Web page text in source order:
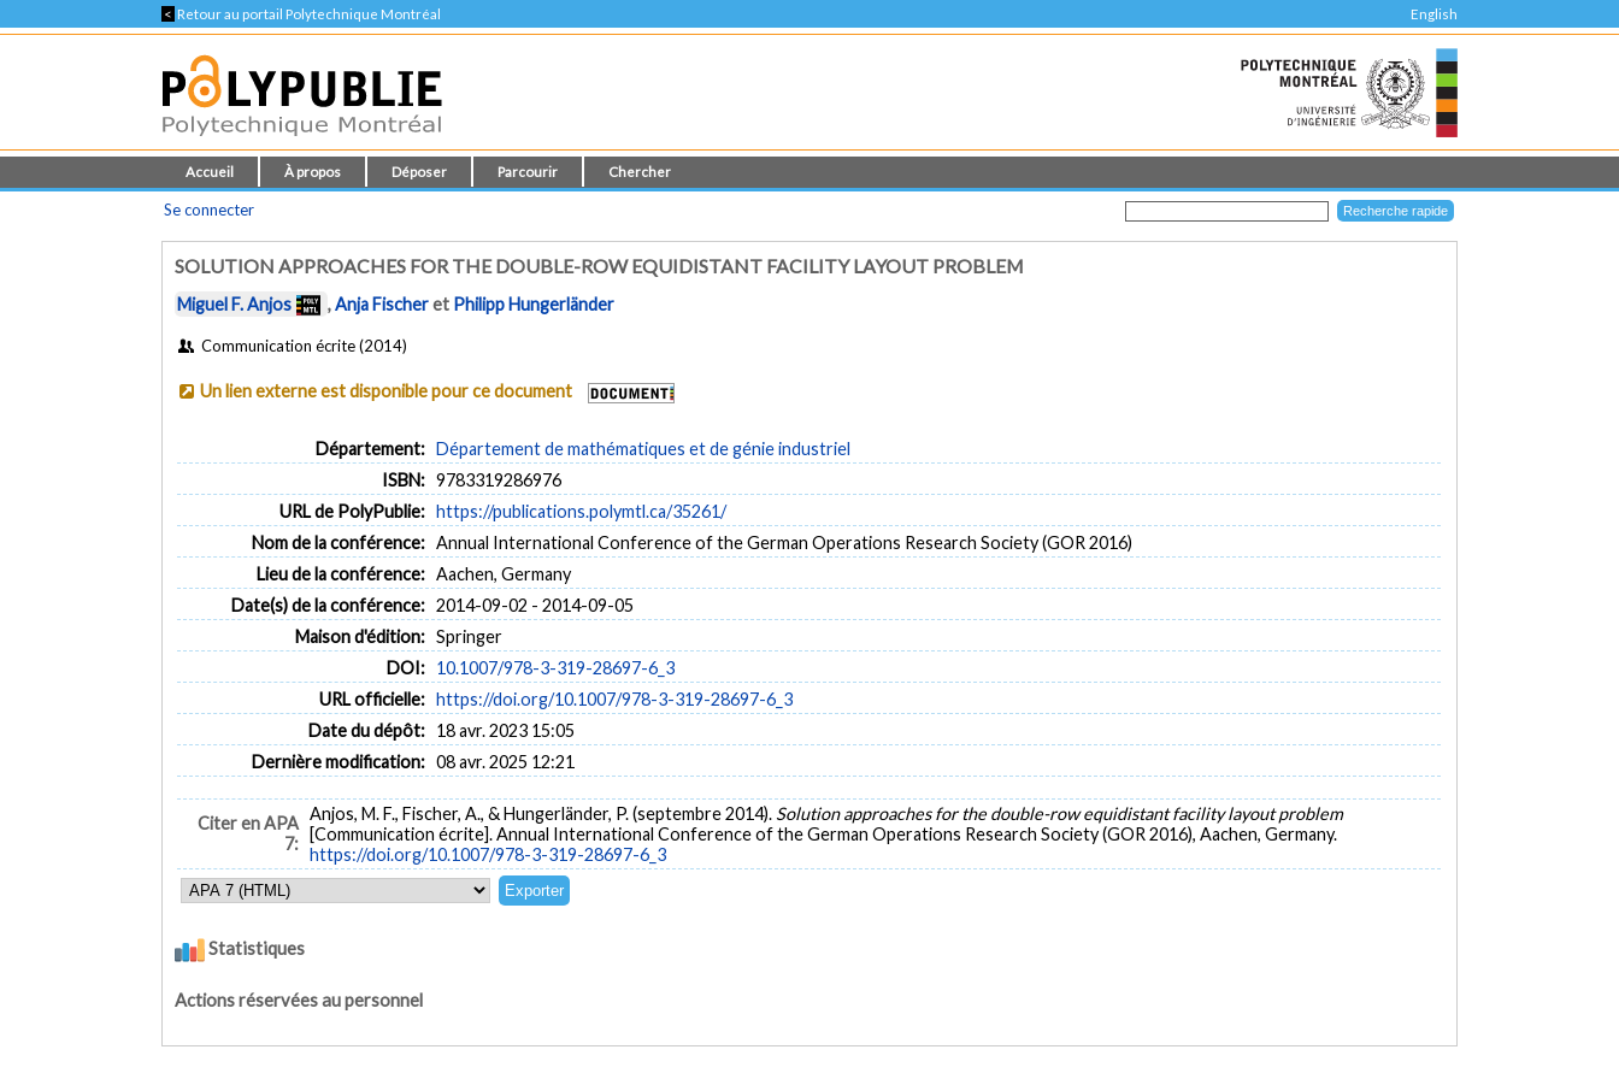
< Retour au portail Polytechnique Montréal English
Accueil À propos Déposer Parcourir Chercher
Se connecter
SOLUTION APPROACHES FOR THE DOUBLE-ROW EQUIDISTANT FACILITY LAYOUT PROBLEM
Miguel F. Anjos ,Anja Fischeret Philipp Hungerländer
Communication écrite (2014)
Un lien externe est disponible pour ce document
Département: Département de mathématiques et de génie industriel
ISBN: 9783319286976
URL de PolyPublie: https://publications.polymtl.ca/35261/
Nom de la conférence: Annual International Conference of the German Operations Research Society (GOR 2016)
Lieu de la conférence: Aachen, Germany
Date(s) de la conférence: 2014-09-02 - 2014-09-05
Maison d'édition: Springer
DOI: 10.1007/978-3-319-28697-6_3
URL officielle: https://doi.org/10.1007/978-3-319-28697-6_3
Date du dépôt: 18 avr. 2023 15:05
Dernière modification: 08 avr. 2025 12:21
Citer en APA
7:
Anjos, M. F., Fischer, A., & Hungerländer, P. (septembre 2014). Solution approaches for the double-row equidistant facility layout problem
[Communication écrite]. Annual International Conference of the German Operations Research Society (GOR 2016), Aachen, Germany.
https://doi.org/10.1007/978-3-319-28697-6_3
Statistiques
Actions réservées au personnel